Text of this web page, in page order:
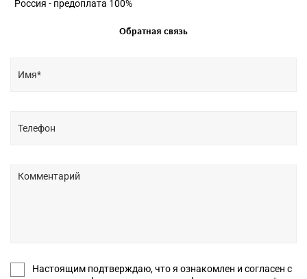
Россия - предоплата 100%
Обратная связь
Настоящим подтверждаю, что я ознакомлен и согласен с